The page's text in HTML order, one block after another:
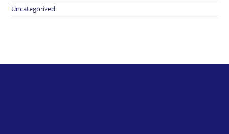
Uncategorized